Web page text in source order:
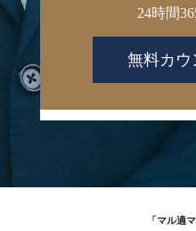
24時間
無料カウ
「マル適